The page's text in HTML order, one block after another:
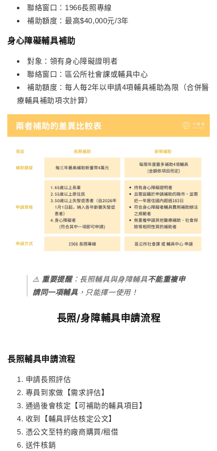
聯絡窗口：1966長照專線
補助額度：最高$40,000元/3年
身心障礙輔具補助
對象：領有身心障礙證明者
聯絡窗口：區公所社會課或輔具中心
補助額度： 每人每2年以申請4項輔具補助為限（合併醫
療輔具補助項次計算）
⚠️ 重要提醒：長照輔具與身障輔具不能重複申
請同一項輔具，只能擇一使用！
長照/身障輔具申請流程
長照輔具申請流程
申請長照評估
專員到家做【需求評估】
通過後會核定【可補助的輔具項目】
收到【輔具評估核定公文】
憑公文至特約廠商購買/租借
送件核銷